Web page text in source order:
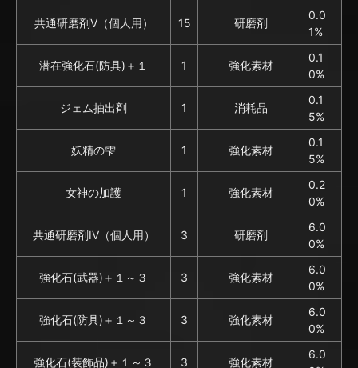
共通研磨剤V（個人用） 15 研磨剤
0.0
1%
潜在強化石(防具)＋１ 1 強化素材
0.1
0%
ジェム抽出剤 1 消耗品
0.1
5%
妖精の雫 1 強化素材
0.1
5%
女神の加護 1 強化素材
0.2
0%
共通研磨剤IV（個人用） 3 研磨剤
6.0
0%
強化石(武器)＋１～３ 3 強化素材
6.0
0%
強化石(防具)＋１～３ 3 強化素材
6.0
0%
強化石(装飾品)＋１～３ 3 強化素材
6.0